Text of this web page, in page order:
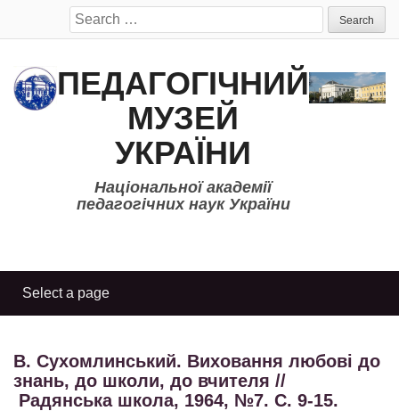
Search
for:
ПЕДАГОГІЧНИЙ
МУЗЕЙ
УКРАЇНИ
Національної академії
педагогічних наук України
В. Сухомлинський. Виховання любові до
знань, до школи, до вчителя //
Радянська школа, 1964, №7. С. 9-15.